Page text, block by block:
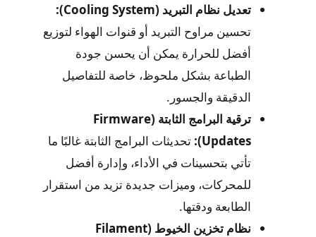
تعديل نظام التبريد (Cooling System):
تحسين مراوح التبريد أو قنوات الهواء لتوزيع
أفضل للحرارة يمكن أن يحسن جودة
الطباعة بشكل ملحوظ، خاصة للتفاصيل
الدقيقة والجسور.
ترقية البرامج الثابتة (Firmware
Updates):
تحديثات البرامج الثابتة غالبًا ما
تأتي بتحسينات في الأداء، وإدارة أفضل
للمحركات، وميزات جديدة تزيد من استقرار
الطابعة ودقتها.
نظام تخزين الخيوط (Filament